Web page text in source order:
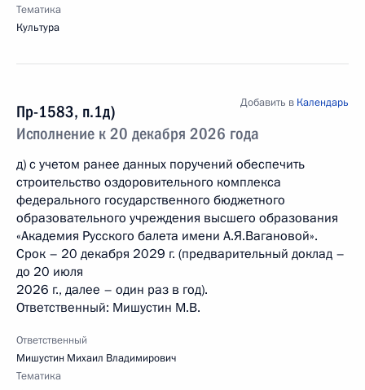
Тематика
Культура
Пр-1583, п.1д)
Исполнение к 20 декабря 2026 года
Добавить в Календарь
д) с учетом ранее данных поручений обеспечить
строительство оздоровительного комплекса
федерального государственного бюджетного
образовательного учреждения высшего образования
«Академия Русского балета имени А.Я.Вагановой».
Срок – 20 декабря 2029 г. (предварительный доклад –
до 20 июля
2026 г., далее – один раз в год).
Ответственный: Мишустин М.В.
Ответственный
Мишустин Михаил Владимирович
Тематика